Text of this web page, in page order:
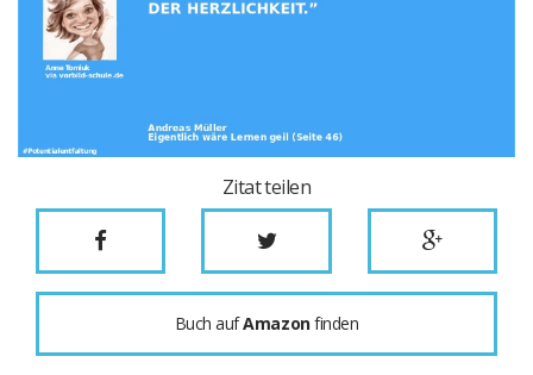
Zitat teilen
Buch aufAmazonfinden